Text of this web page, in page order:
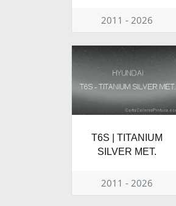
2011 - 2026
T6S | TITANIUM
SILVER MET.
2011 - 2026